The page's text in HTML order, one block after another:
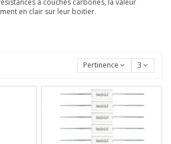
à couches carbones, la valeur
en clair sur leur boitier.
Pertinence 3